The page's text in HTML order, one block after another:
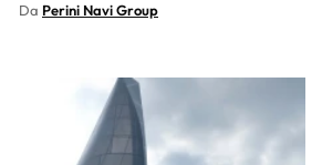
Da Perini Navi Group